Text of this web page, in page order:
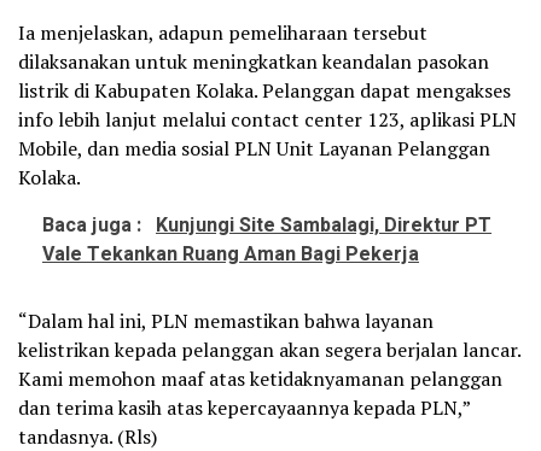
Ia menjelaskan, adapun pemeliharaan tersebut
dilaksanakan untuk meningkatkan keandalan pasokan
listrik di Kabupaten Kolaka. Pelanggan dapat mengakses
info lebih lanjut melalui contact center 123, aplikasi PLN
Mobile, dan media sosial PLN Unit Layanan Pelanggan
Kolaka.
Baca juga : Kunjungi Site Sambalagi, Direktur PT
Vale Tekankan Ruang Aman Bagi Pekerja
“Dalam hal ini, PLN memastikan bahwa layanan
kelistrikan kepada pelanggan akan segera berjalan lancar.
Kami memohon maaf atas ketidaknyamanan pelanggan
dan terima kasih atas kepercayaannya kepada PLN,”
tandasnya. (Rls)